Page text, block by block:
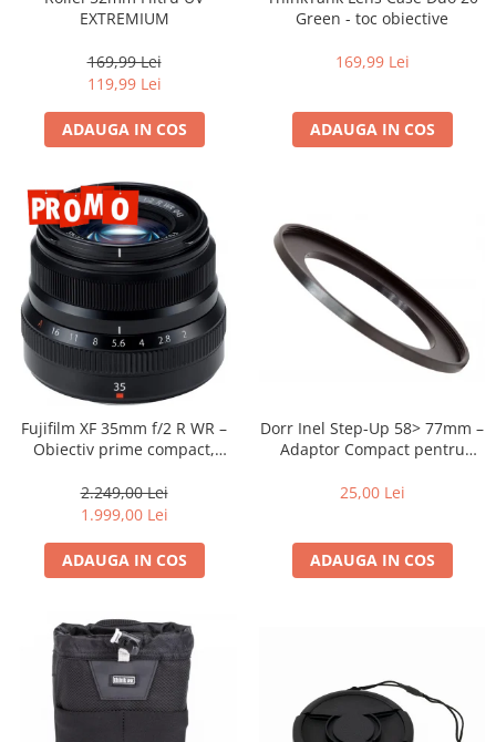
Accesorii diverse
EXTREMIUM
169,99 Lei
119,99 Lei
ADAUGA IN COS
Green - toc obiective
169,99 Lei
ADAUGA IN COS
Fujifilm XF 35mm f/2 R WR –
Obiectiv prime compact,
intemperii pentru fotografie
de zi cu zi
2.249,00 Lei
1.999,00 Lei
ADAUGA IN COS
Dorr Inel Step-Up 58> 77mm –
Adaptor Compact pentru
25,00 Lei
ADAUGA IN COS